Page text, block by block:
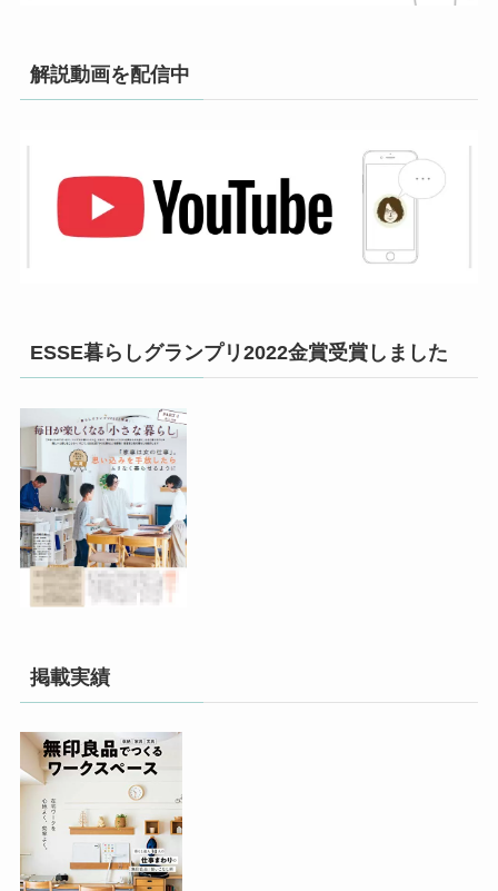
解説動画を配信中
ESSE暮らしグランプリ2022金賞受賞しました
掲載実績